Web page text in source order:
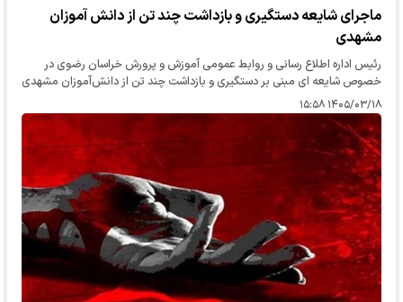
ماجرای شایعه دستگیری و بازداشت چند تن از دانش آموزان
مشهدی
رئیس اداره اطلاع رسانی و روابط عمومی آموزش و پرورش خراسان رضوی در
خصوص شایعه ای مبنی بر دستگیری و بازداشت چند تن از دانش‌آموزان مشهدی
در تجمع گفت: این موضوع صحت ندارد.
۱۴۰۵/۰۳/۱۸ ۱۵:۵۸